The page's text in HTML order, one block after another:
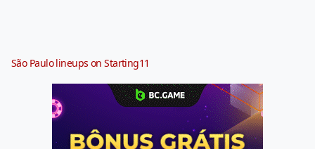
São Paulo lineups on Starting11